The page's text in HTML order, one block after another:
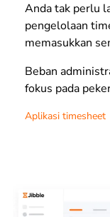
Anda tak perlu
pengelolaan
memasukkan
Beban
fokus pada
Aplikasi timesheet